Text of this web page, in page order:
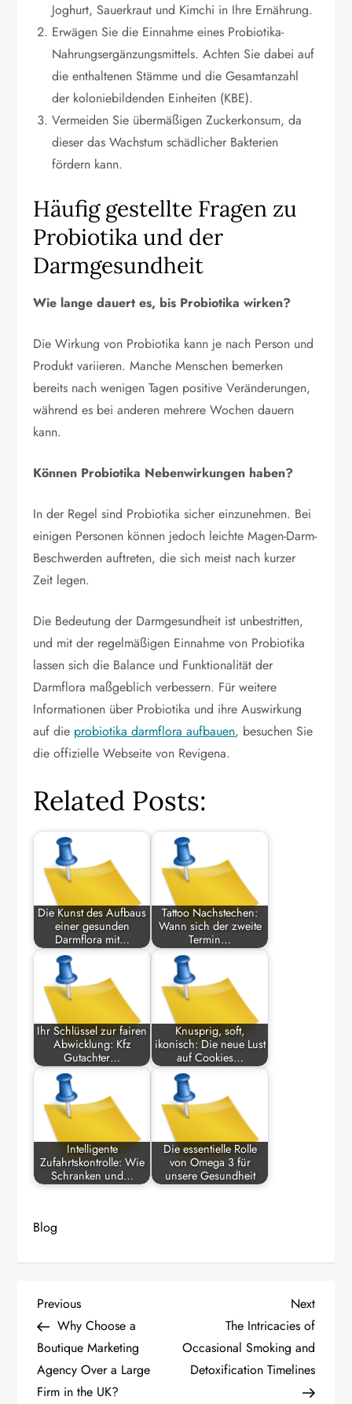
Joghurt, Sauerkraut und Kimchi in Ihre Ernährung.
Erwägen Sie die Einnahme eines Probiotika-
Nahrungsergänzungsmittels. Achten Sie dabei auf
die enthaltenen Stämme und die Gesamtanzahl
der koloniebildenden Einheiten (KBE).
Vermeiden Sie übermäßigen Zuckerkonsum, da
dieser das Wachstum schädlicher Bakterien
fördern kann.
Häufig gestellte Fragen zu
Probiotika und der
Darmgesundheit
Wie lange dauert es, bis Probiotika wirken?
Die Wirkung von Probiotika kann je nach Person und
Produkt variieren. Manche Menschen bemerken
bereits nach wenigen Tagen positive Veränderungen,
während es bei anderen mehrere Wochen dauern
kann.
Können Probiotika Nebenwirkungen haben?
In der Regel sind Probiotika sicher einzunehmen. Bei
einigen Personen können jedoch leichte Magen-Darm-
Beschwerden auftreten, die sich meist nach kurzer
Zeit legen.
Die Bedeutung der Darmgesundheit ist unbestritten,
und mit der regelmäßigen Einnahme von Probiotika
lassen sich die Balance und Funktionalität der
Darmflora maßgeblich verbessern. Für weitere
Informationen über Probiotika und ihre Auswirkung
auf die probiotika darmflora aufbauen, besuchen Sie
die offizielle Webseite von Revigena.
Related Posts:
Die Kunst des Aufbaus
einer gesunden
Darmflora mit…
Tattoo Nachstechen:
Wann sich der zweite
Termin…
Ihr Schlüssel zur fairen
Abwicklung: Kfz
Gutachter…
Knusprig, soft,
ikonisch: Die neue Lust
auf Cookies…
Intelligente
Zufahrtskontrolle: Wie
Schranken und…
Die essentielle Rolle
von Omega 3 für
unsere Gesundheit
Blog
P
o
s
Previous
Post
Previous
Why Choose a
Boutique Marketing
Agency Over a Large
Firm in the UK?
Next
Post
Next
The Intricacies of
Occasional Smoking and
Detoxification Timelines